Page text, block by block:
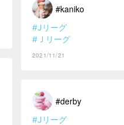
#kaniko
#Jリーグ
#Ｊリーグ
2021/11/21
#derby
#Jリーグ